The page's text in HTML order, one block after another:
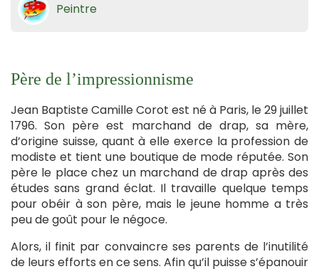
Peintre
Père de l’impressionnisme
Jean Baptiste Camille Corot est né à Paris, le 29 juillet
1796. Son père est marchand de drap, sa mère,
d’origine suisse, quant à elle exerce la profession de
modiste et tient une boutique de mode réputée. Son
père le place chez un marchand de drap après des
études sans grand éclat. Il travaille quelque temps
pour obéir à son père, mais le jeune homme a très
peu de goût pour le négoce.
Alors, il finit par convaincre ses parents de l’inutilité
de leurs efforts en ce sens. Afin qu’il puisse s’épanouir